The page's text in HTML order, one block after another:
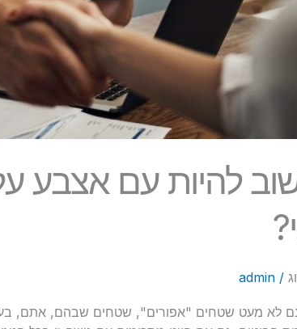
להיות עם אצבע
/
admin
לא מעט שטחים "אפורים", שטחים שבהם, אתם,